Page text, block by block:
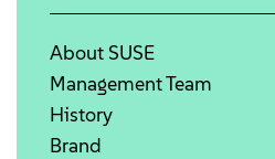
Downloads
About SUSE
Management Team
History
Brand